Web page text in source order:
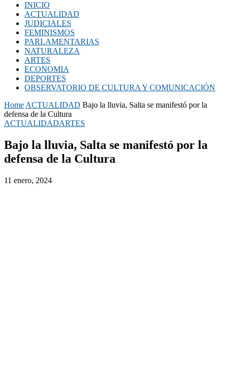
INICIO
ACTUALIDAD
JUDICIALES
FEMINISMOS
PARLAMENTARIAS
NATURALEZA
ARTES
ECONOMIA
DEPORTES
OBSERVATORIO DE CULTURA Y COMUNICACIÓN
Home ACTUALIDAD Bajo la lluvia, Salta se manifestó por la
defensa de la Cultura
ACTUALIDADARTES
Bajo la lluvia, Salta se manifestó por la
defensa de la Cultura
11 enero, 2024